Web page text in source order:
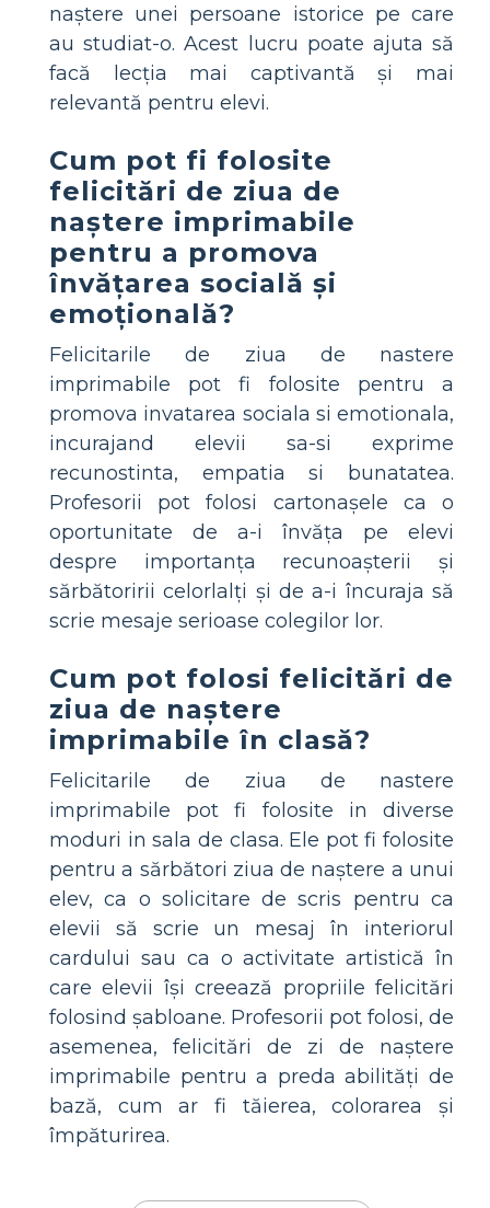
naștere unei persoane istorice pe care
au studiat-o. Acest lucru poate ajuta să
facă lecția mai captivantă și mai
relevantă pentru elevi.
Cum pot fi folosite
felicitări de ziua de
naștere imprimabile
pentru a promova
învățarea socială și
emoțională?
Felicitarile de ziua de nastere
imprimabile pot fi folosite pentru a
promova invatarea sociala si emotionala,
incurajand elevii sa-si exprime
recunostinta, empatia si bunatatea.
Profesorii pot folosi cartonașele ca o
oportunitate de a-i învăța pe elevi
despre importanța recunoașterii și
sărbătoririi celorlalți și de a-i încuraja să
scrie mesaje serioase colegilor lor.
Cum pot folosi felicitări de
ziua de naștere
imprimabile în clasă?
Felicitarile de ziua de nastere
imprimabile pot fi folosite in diverse
moduri in sala de clasa. Ele pot fi folosite
pentru a sărbători ziua de naștere a unui
elev, ca o solicitare de scris pentru ca
elevii să scrie un mesaj în interiorul
cardului sau ca o activitate artistică în
care elevii își creează propriile felicitări
folosind șabloane. Profesorii pot folosi, de
asemenea, felicitări de zi de naștere
imprimabile pentru a preda abilități de
bază, cum ar fi tăierea, colorarea și
împăturirea.